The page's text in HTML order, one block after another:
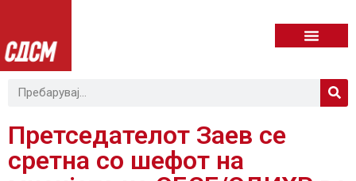
Претседателот Заев се
сретна со шефот на